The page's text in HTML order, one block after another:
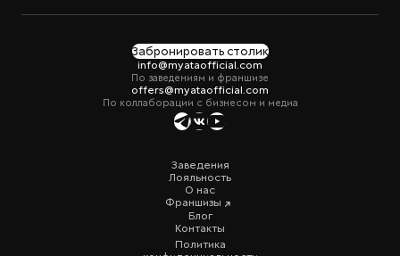
Забронировать столик
info@myataofficial.com
По заведениям и франшизе
offers@myataofficial.com
По коллаборации с бизнесом и медиа
Заведения
Лояльность
О нас
Франшизы
Блог
Контакты
Политика